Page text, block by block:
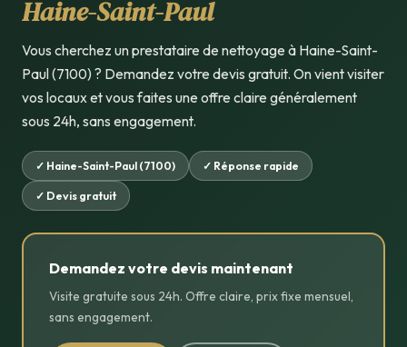
Haine-Saint-Paul
Vous cherchez un prestataire de nettoyage à Haine-Saint-
Paul (7100) ? Demandez votre devis gratuit. On vient visiter
vos locaux et vous faites une offre claire généralement
sous 24h, sans engagement.
✓ Haine-Saint-Paul (7100) ✓ Réponse rapide
✓ Devis gratuit
Demandez votre devis maintenant
Visite gratuite sous 24h. Offre claire, prix fixe mensuel,
sans engagement.